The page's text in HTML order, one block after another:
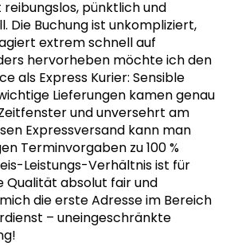
pünktlich und
Die Buchung ist unkompliziert,
extrem schnell auf
hervorheben möchte ich den
als Express Kurier: Sensible
Lieferungen kamen genau
und unversehrt am
Expressversand kann man
Terminvorgaben zu 100 %
Leistungs-Verhältnis ist für
Qualität absolut fair und
die erste Adresse im Bereich
– uneingeschränkte